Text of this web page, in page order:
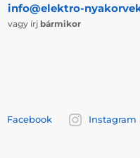
info@elektro-
vagy írj bármikor
Facebook Instagram